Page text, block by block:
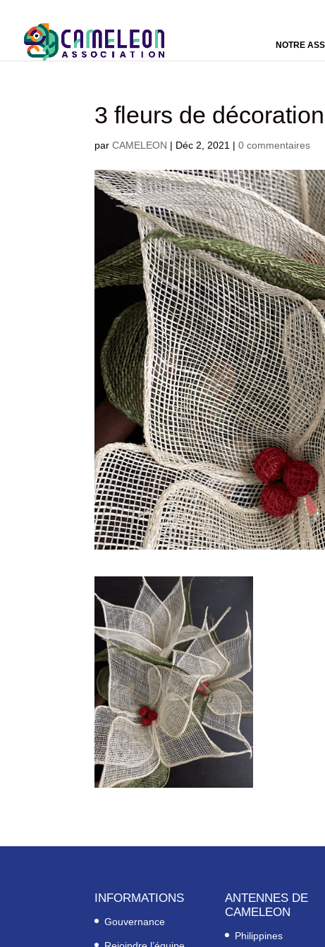
NOTRE
3 fleurs de
parCAMELEON | Déc 2, 2021 |0 commentaires
INFORMATIONS
Gouvernance
ANTENNES DE
CAMELEON
Philippines